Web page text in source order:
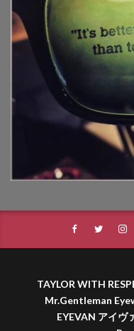
TAYLOR WITH
Mr.Gentleman
EYEVAN アイヴ